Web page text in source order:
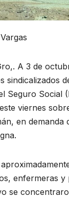
A 3 de
sindicalizados
Seguro Social
viernes
en demanda
enfermeras y
se